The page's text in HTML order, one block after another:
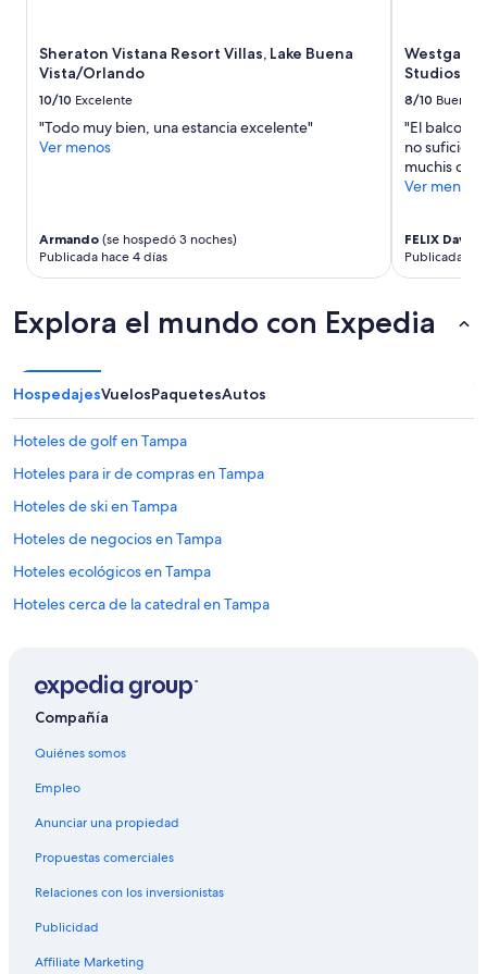
precios
disponibilidad
están
sujetos
términos
adicionales.
Sheraton Vistana Resort Villas, Lake Buena
Vista/Orlando
10/10 Excelente
"Todo muy bien, una estancia excelente"
Ver menos
Armando (se hospedó 3 noches)
Publicada hace 4 días
Westgate
Studios
8/10 Bueno
"El balcon
no
muchis
Ver menos
FELIX David
Publicada
Explora el mundo con Expedia
HospedajesVuelosPaquetesAutos
Hoteles de golf en Tampa
Hoteles para ir de compras en Tampa
Hoteles de ski en Tampa
Hoteles de negocios en Tampa
Hoteles ecológicos en Tampa
Hoteles cerca de la catedral en Tampa
Hoteles con bar en Tampa
Hoteles con vista en Tampa
Hoteles de senderismo en Tampa
Vacaciones para bucear en Tampa
Hoteles cerca de la catedral en Florida central
Hoteles cerca del bosque en St. Augustine
Hoteles cerca del lago en St. Augustine
Compañía
Quiénes somos
Empleo
Anunciar una propiedad
Propuestas comerciales
Relaciones con los inversionistas
Publicidad
Affiliate Marketing